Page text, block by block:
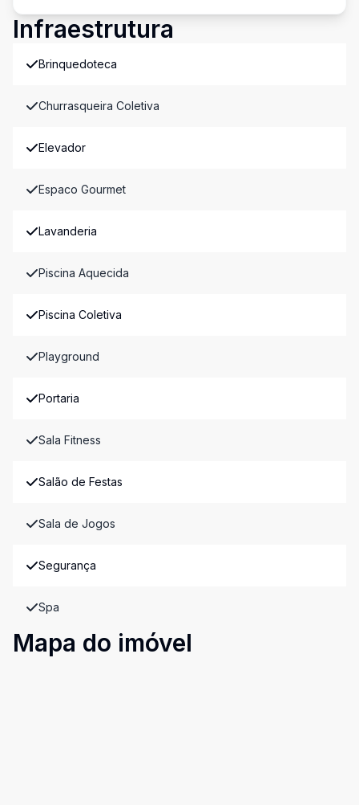
Infraestrutura
Brinquedoteca
Churrasqueira Coletiva
Elevador
Espaco Gourmet
Lavanderia
Piscina Aquecida
Piscina Coletiva
Playground
Portaria
Sala Fitness
Salão de Festas
Sala de Jogos
Segurança
Spa
Mapa do imóvel